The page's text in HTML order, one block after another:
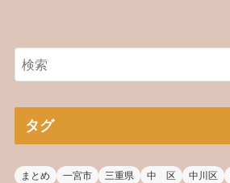
タグ
まとめ 一宮市 三重県 中 区 中川区